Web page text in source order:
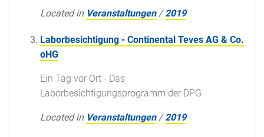
Located in Veranstaltungen /2019
Laborbesichtigung - Continental Teves AG & Co.
oHG
Ein Tag vor Ort - Das
Laborbesichtigungsprogramm der DPG
Located in Veranstaltungen /2019